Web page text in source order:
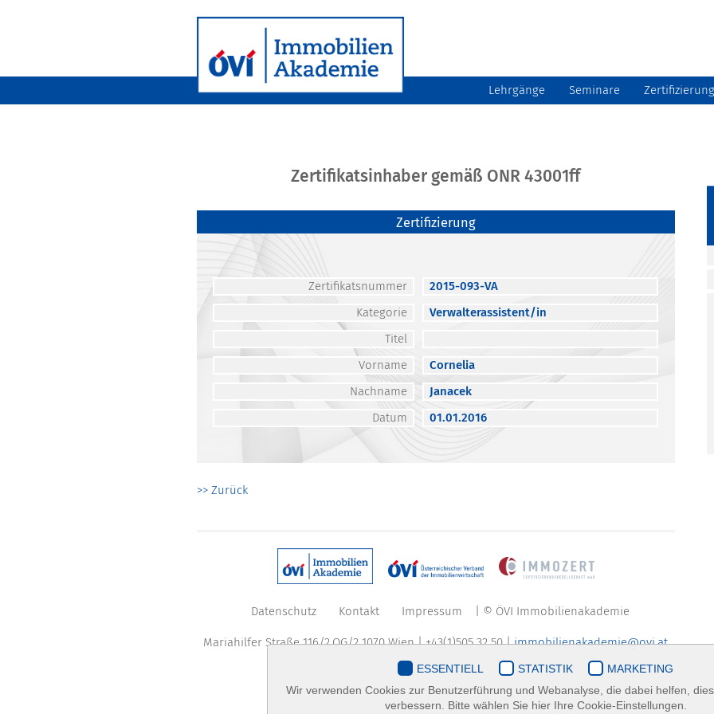
Lehrgänge Seminare Zertifizierung
Zertifikatsinhaber gemäß ONR 43001ff
Zertifizierung
Zertifikatsnummer
2015-093-VA
Kategorie
Verwalterassistent/in
Titel
Vorname
Cornelia
Nachname
Janacek
Datum
01.01.2016
>> Zurück
Datenschutz Kontakt Impressum | © ÖVI Immobilienakademie
Mariahilfer Straße 116/2.OG/2 1070 Wien | +43(1)505 32 50 |immobilienakademie@ovi.at
ESSENTIELL STATISTIK
MARKETING
Wir verwenden Cookies zur Benutzerführung und Webanalyse, die dabei helfen,
verbessern. Bitte wählen Sie hier Ihre Cookie-Einstellungen.